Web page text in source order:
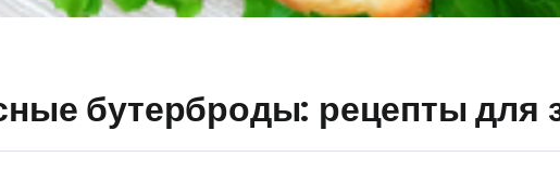
бутерброды: рецепты для